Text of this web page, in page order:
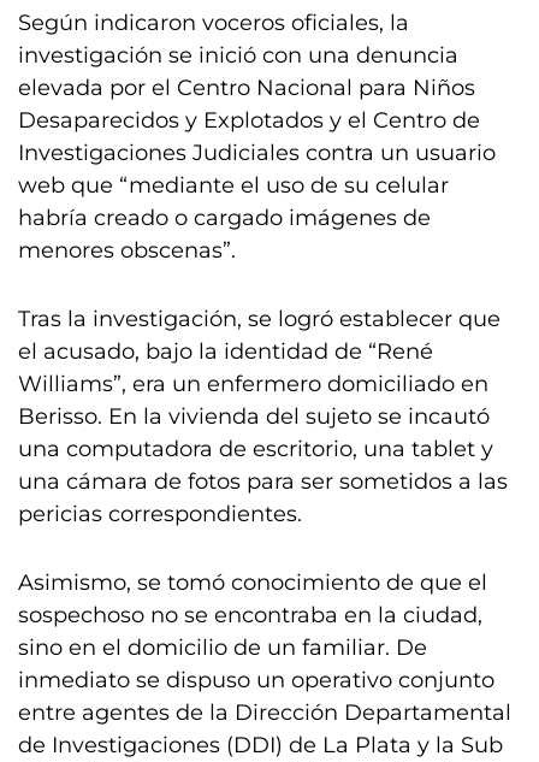
Según indicaron voceros oficiales, la
investigación se inició con una denuncia
elevada por el Centro Nacional para Niños
Desaparecidos y Explotados y el Centro de
Investigaciones Judiciales contra un usuario
web que “mediante el uso de su celular
habría creado o cargado imágenes de
menores obscenas”.
Tras la investigación, se logró establecer que
el acusado, bajo la identidad de “René
Williams”, era un enfermero domiciliado en
Berisso. En la vivienda del sujeto se incautó
una computadora de escritorio, una tablet y
una cámara de fotos para ser sometidos a las
pericias correspondientes.
Asimismo, se tomó conocimiento de que el
sospechoso no se encontraba en la ciudad,
sino en el domicilio de un familiar. De
inmediato se dispuso un operativo conjunto
entre agentes de la Dirección Departamental
de Investigaciones (DDI) de La Plata y la Sub